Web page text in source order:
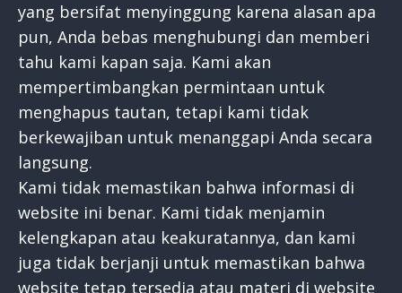
yang bersifat menyinggung karena alasan apa
pun, Anda bebas menghubungi dan memberi
tahu kami kapan saja. Kami akan
mempertimbangkan permintaan untuk
menghapus tautan, tetapi kami tidak
berkewajiban untuk menanggapi Anda secara
langsung.
Kami tidak memastikan bahwa informasi di
website ini benar. Kami tidak menjamin
kelengkapan atau keakuratannya, dan kami
juga tidak berjanji untuk memastikan bahwa
website tetap tersedia atau materi di website